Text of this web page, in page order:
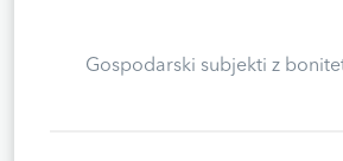
Gospodarski subjekti z